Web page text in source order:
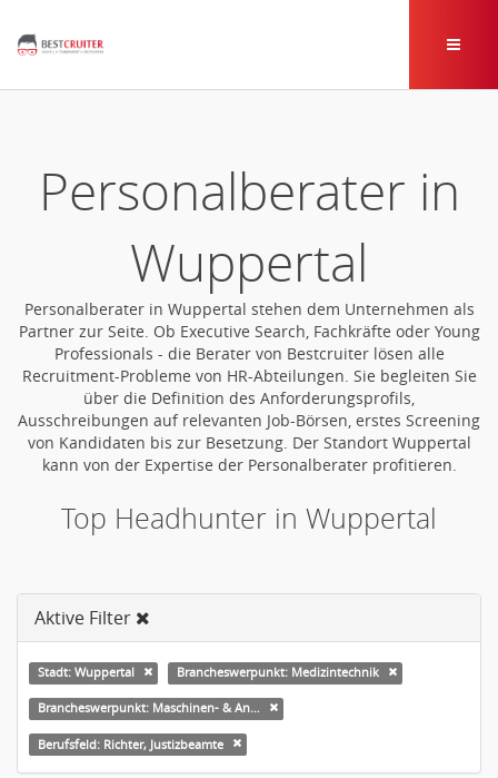
Personalberater in
Wuppertal
Personalberater in Wuppertal stehen dem Unternehmen als
Partner zur Seite. Ob Executive Search, Fachkräfte oder Young
Professionals - die Berater von Bestcruiter lösen alle
Recruitment-Probleme von HR-Abteilungen. Sie begleiten Sie
über die Definition des Anforderungsprofils,
Ausschreibungen auf relevanten Job-Börsen, erstes Screening
von Kandidaten bis zur Besetzung. Der Standort Wuppertal
kann von der Expertise der Personalberater profitieren.
Top Headhunter in Wuppertal
Aktive Filter
Stadt: Wuppertal Brancheswerpunkt: Medizintechnik
Brancheswerpunkt: Maschinen- & Anlagenbau
Berufsfeld: Richter, Justizbeamte